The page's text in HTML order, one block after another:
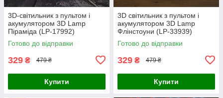
3D-світильник з пультом і
акумулятором 3D Lamp
Піраміда (LP-17992)
Готово до відправки
329 ₴ 479 ₴
Купити
3D світильник з пультом і
акумулятором 3D Lamp
Флінстоуни (LP-33939)
Готово до відправки
329 ₴ 479 ₴
Купити